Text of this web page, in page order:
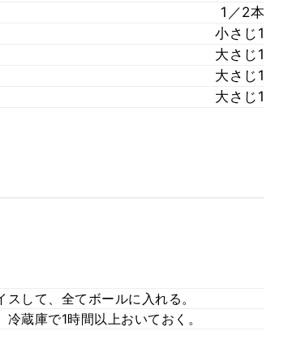
1／2本
小さじ1
大さじ1
大さじ1
大さじ1
して、全てボールに入れる。
蔵庫で1時間以上おいておく。